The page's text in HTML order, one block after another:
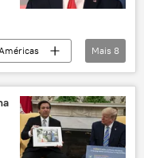
Flórida
Mais 8